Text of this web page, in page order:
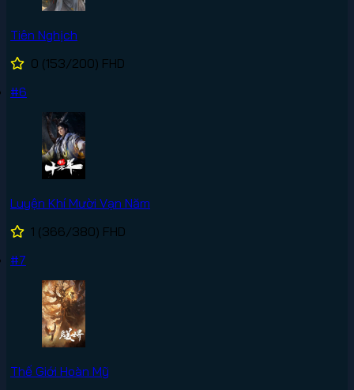
Tiên Nghịch
0 (153/200) FHD
#6
Luyện Khí Mười Vạn Năm
1 (366/380) FHD
#7
Thế Giới Hoàn Mỹ